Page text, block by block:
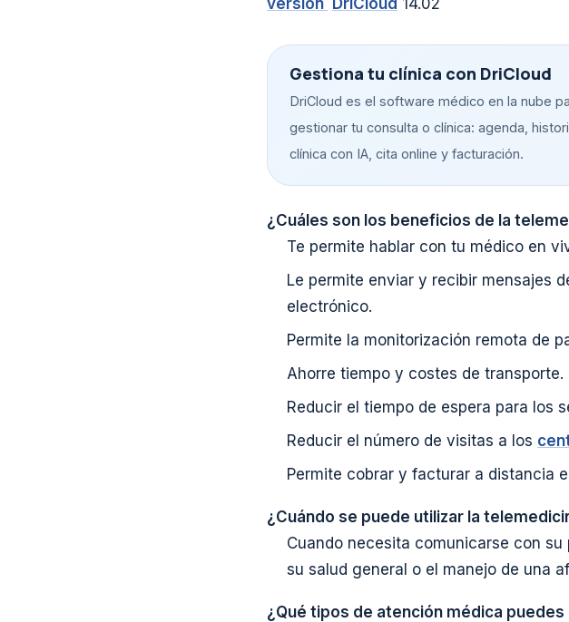
versión DriCloud 14.02
Gestiona tu clínica con DriCloud
DriCloud es el software médico en la nube
gestionar tu consulta o clínica: agenda,
clínica con IA, cita online y facturación.
¿Cuáles son los beneficios de la
Te permite hablar con tu médico en
Le permite enviar y recibir mensajes
electrónico.
Permite la monitorización remota de
Ahorre tiempo y costes de transporte.
Reducir el tiempo de espera para los
Reducir el número de visitas a los
Permite cobrar y facturar a distancia
¿Cuándo se puede utilizar la
Cuando necesita comunicarse con
su salud general o el manejo de una
¿Qué tipos de atención médica